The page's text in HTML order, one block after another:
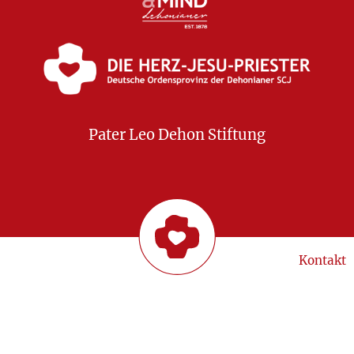
Pater Leo Dehon Stiftung
Kontakt